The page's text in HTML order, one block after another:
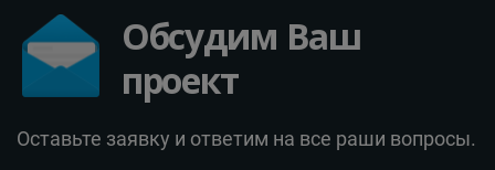
Обсудим Ваш
проект
Оставьте заявку и ответим на все раши вопросы.